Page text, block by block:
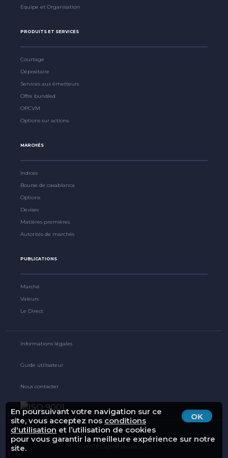
OK
En poursuivant votre navigation sur ce
site, vous acceptez nos conditions
d'utilisation et l’utilisation de cookies
pour vous garantir la meilleure expérience sur notre
site.
Equipe et Organisation
PRODUITS ET SERVICES
Courtage
Dépositaire
Services aux émetteurs
Offre bundled
OPCVM
Options sur actions
MARCHÉS
Indices
Bourse de casablanca
Options
Devises
Matières premières
Autorités de marchés
PUBLICATIONS
Marché
Valeurs
Le Direct
Informations légales
Guide utilisateur
Nous contacter